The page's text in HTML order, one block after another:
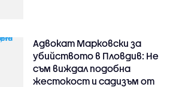
Адвокат Марковски за
убийството в Пловдив: Не
съм виждал подобна
жестокост и садизъм от